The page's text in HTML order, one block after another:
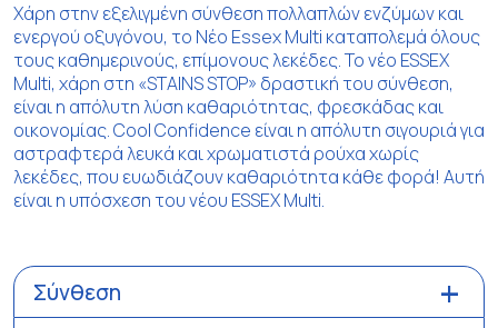
Χάρη στην εξελιγμένη σύνθεση πολλαπλών ενζύμων και
ενεργού οξυγόνου, το Νέο Essex Multi καταπολεμά όλους
τους καθημερινούς, επίμονους λεκέδες. Το νέο ESSEX
Multi, χάρη στη «STAINS STOP» δραστική του σύνθεση,
είναι η απόλυτη λύση καθαριότητας, φρεσκάδας και
οικονομίας. Cool Confidence είναι η απόλυτη σιγουριά για
αστραφτερά λευκά και χρωματιστά ρούχα χωρίς
λεκέδες, που ευωδιάζουν καθαριότητα κάθε φορά! Αυτή
είναι η υπόσχεση του νέου ESSEX Multi.
Σύνθεση